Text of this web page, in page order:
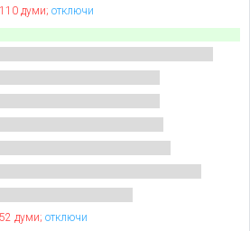
думи; отключи
думи; отключи